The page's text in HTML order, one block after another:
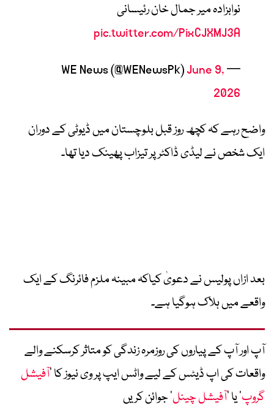
نوابزادہ میر جمال خان رئیسانی
pic.twitter.com/PixCJXMJ3A
— WE News (@WENewsPk)
June 9,
2026
واضح رہے کہ کچھ روز قبل بلوچستان میں ڈیوٹی کے دوران
ایک شخص نے لیڈی ڈاکٹر پر تیزاب پھینک دیا تھا۔
بعد ازاں پولیس نے دعویٰ کیاکہ مبینہ ملزم فائرنگ کے ایک
واقعے میں ہلاک ہوگیا ہے۔
آپ اور آپ کے پیاروں کی روزمرہ زندگی کو متاثر کرسکنے والے
واقعات کی اپ ڈیٹس کے لیے واٹس ایپ پر وی نیوز کا ’آفیشل
گروپ‘ یا ’آفیشل چینل‘ جوائن کریں